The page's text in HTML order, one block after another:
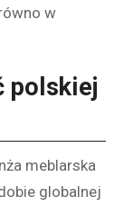
w
polskiej
meblarska
globalnej